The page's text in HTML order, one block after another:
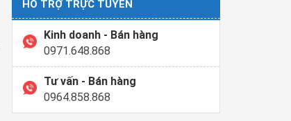
HỖ TRỢ TRỰC TUYẾN
Kinh doanh - Bán hàng
0971.648.868
Tư vấn - Bán hàng
0964.858.868